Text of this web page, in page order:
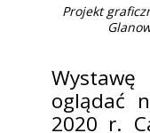
Projekt
oglądać
2020 r.